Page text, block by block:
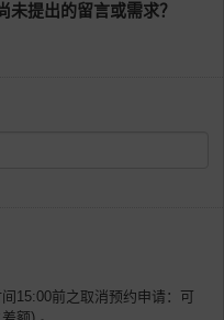
提出的留言或需求？
15:00前之取消预约申请：可